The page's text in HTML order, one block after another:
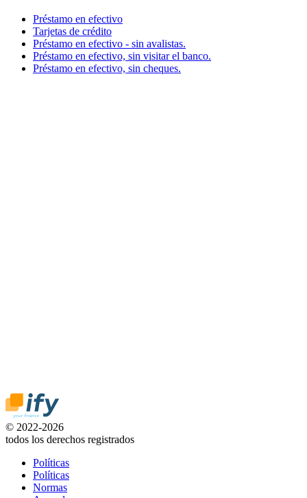
Préstamo en efectivo
Tarjetas de crédito
Préstamo en efectivo - sin avalistas.
Préstamo en efectivo, sin visitar el banco.
Préstamo en efectivo, sin cheques.
© 2022-2026
todos los derechos registrados
Políticas
Políticas
Normas